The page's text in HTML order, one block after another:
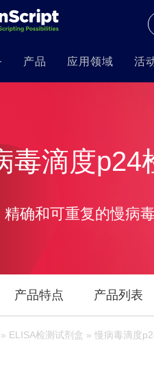
产品 应用领域 活
毒滴度p24
精确和可重复的慢病
产品特点 产品列表
» ELISA检测试剂盒 » 慢病毒滴度